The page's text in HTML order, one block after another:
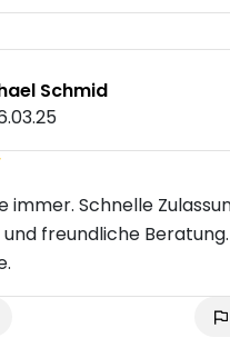
Schmid
immer. Schnelle
freundliche